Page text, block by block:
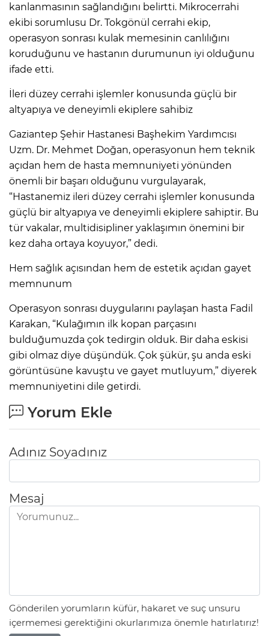
kanlanmasının sağlandığını belirtti. Mikrocerrahi
ekibi sorumlusu Dr. Tokgönül cerrahi ekip,
operasyon sonrası kulak memesinin canlılığını
koruduğunu ve hastanın durumunun iyi olduğunu
ifade etti.
İleri düzey cerrahi işlemler konusunda güçlü bir
altyapıya ve deneyimli ekiplere sahibiz
Gaziantep Şehir Hastanesi Başhekim Yardımcısı
Uzm. Dr. Mehmet Doğan, operasyonun hem teknik
açıdan hem de hasta memnuniyeti yönünden
önemli bir başarı olduğunu vurgulayarak,
“Hastanemiz ileri düzey cerrahi işlemler konusunda
güçlü bir altyapıya ve deneyimli ekiplere sahiptir. Bu
tür vakalar, multidisipliner yaklaşımın önemini bir
kez daha ortaya koyuyor,” dedi.
Hem sağlık açısından hem de estetik açıdan gayet
memnunum
Operasyon sonrası duygularını paylaşan hasta Fadil
Karakan, “Kulağımın ilk kopan parçasını
bulduğumuzda çok tedirgin olduk. Bir daha eskisi
gibi olmaz diye düşündük. Çok şükür, şu anda eski
görüntüsüne kavuştu ve gayet mutluyum,” diyerek
memnuniyetini dile getirdi.
Yorum Ekle
Adınız Soyadınız
Mesaj
Gönderilen yorumların küfür, hakaret ve suç unsuru
içermemesi gerektiğini okurlarımıza önemle hatırlatırız!